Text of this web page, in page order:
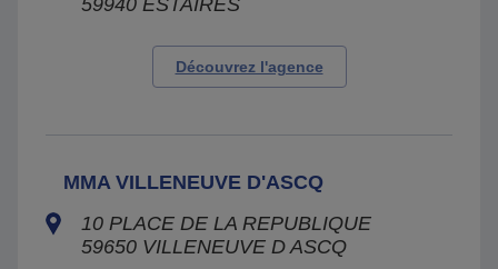
Découvrez l'agence
MMA VILLENEUVE D'ASCQ
10 PLACE DE LA REPUBLIQUE
59650 VILLENEUVE D ASCQ